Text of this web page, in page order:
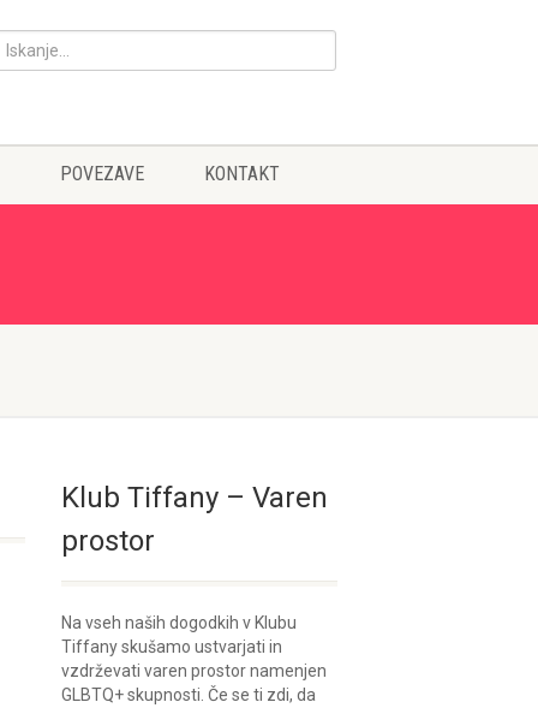
POVEZAVE KONTAKT
Klub Tiffany – Varen
prostor
Na vseh naših dogodkih v Klubu
Tiffany skušamo ustvarjati in
vzdrževati varen prostor namenjen
GLBTQ+ skupnosti. Če se ti zdi, da